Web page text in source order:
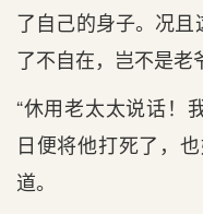
了自己的身子。况
了不自在，岂不是老
“休用老太太说话！
日便将他打死了，
道。